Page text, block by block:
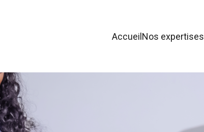
AccueilNos expertises